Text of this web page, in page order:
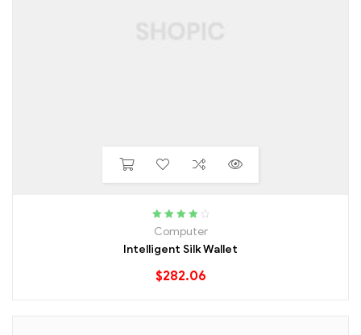
Rated
4.00
Computer
Intelligent Silk Wallet
$282.06